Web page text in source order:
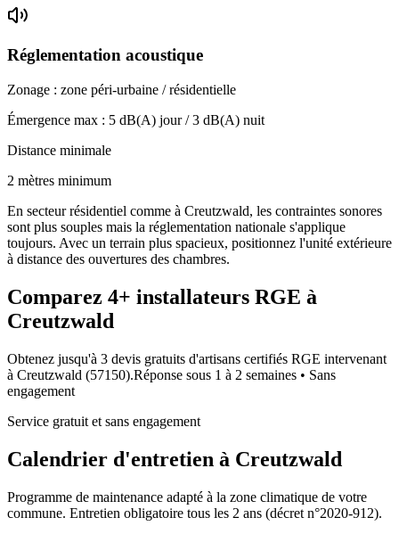
Réglementation acoustique
Zonage : zone péri-urbaine / résidentielle
Émergence max : 5 dB(A) jour /3 dB(A) nuit
Distance minimale
2 mètres minimum
En secteur résidentiel comme à Creutzwald, les contraintes sonores
sont plus souples mais la réglementation nationale s'applique
toujours. Avec un terrain plus spacieux, positionnez l'unité extérieure
à distance des ouvertures des chambres.
Comparez 4+ installateurs RGE à
Creutzwald
Obtenez jusqu'à 3 devis gratuits d'artisans certifiés RGE intervenant
à Creutzwald (57150).Réponse sous 1 à 2 semaines • Sans
engagement
Service gratuit et sans engagement
Calendrier d'entretien à Creutzwald
Programme de maintenance adapté à la zone climatique de votre
commune. Entretien obligatoire tous les 2 ans (décret n°2020-912).